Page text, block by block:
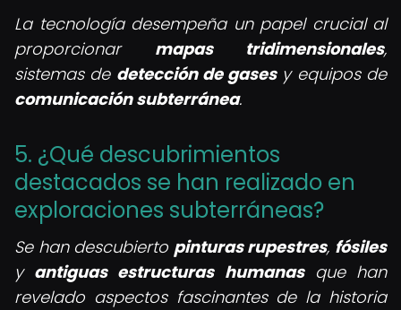
La tecnología desempeña un papel crucial al
proporcionar mapas tridimensionales,
sistemas de detección de gasesy equipos de
comunicación subterránea.
5. ¿Qué descubrimientos
destacados se han realizado en
exploraciones subterráneas?
Se han descubierto pinturas rupestres, fósiles
y antiguas estructuras humanasque han
revelado aspectos fascinantes de la historia